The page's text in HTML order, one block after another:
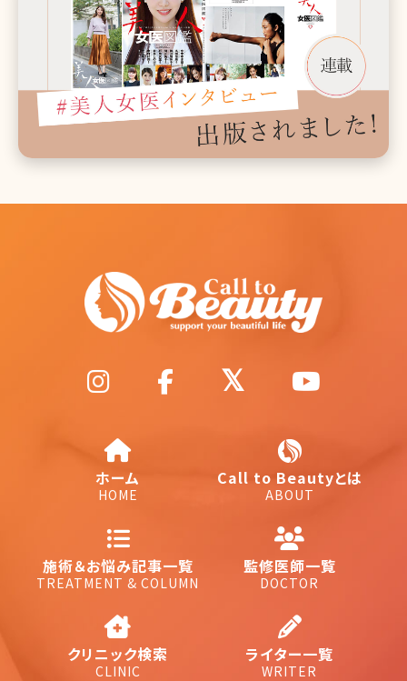
ホーム
HOME
Call to Beautyとは
ABOUT
施術＆お悩み記事一覧
TREATMENT & COLUMN
監修医師一覧
DOCTOR
クリニック検索
CLINIC
ライター一覧
WRITER